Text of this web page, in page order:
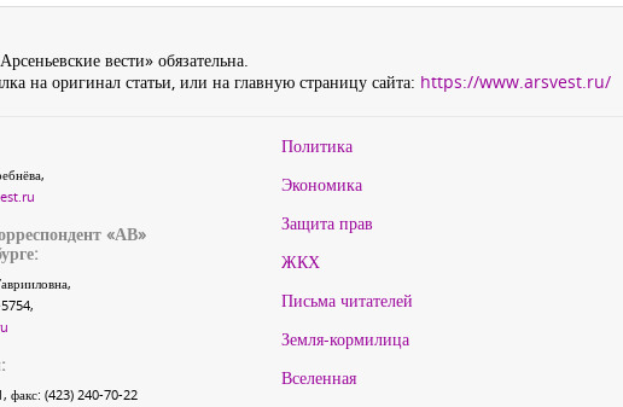
вести» обязательна.
на оригинал статьи, или на главную страницу сайта: https://www.arsvest.ru/
«АВ»
факс: (423) 240-70-22
Политика
Экономика
Защита прав
ЖКХ
Письма читателей
Земля-кормилица
Вселенная